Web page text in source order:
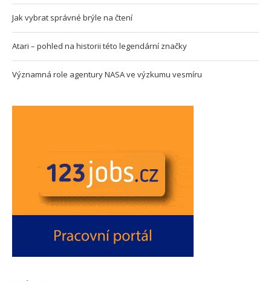
Jak vybrat správné brýle na čtení
Atari – pohled na historii této legendární značky
Významná role agentury NASA ve výzkumu vesmíru